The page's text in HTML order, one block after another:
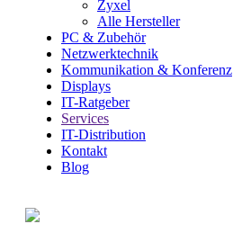
Zyxel
Alle Hersteller
PC & Zubehör
Netzwerktechnik
Kommunikation & Konferenz
Displays
IT-Ratgeber
Services
IT-Distribution
Kontakt
Blog